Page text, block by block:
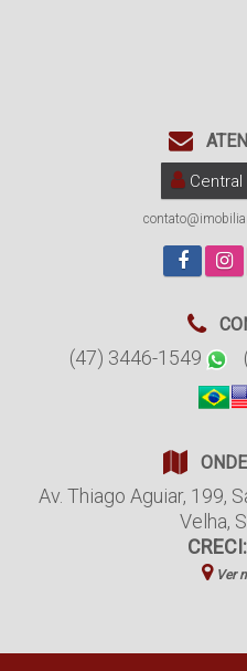
(47) 3446-1549
Av. Thiago Aguiar, 199,
Velha,
Ver